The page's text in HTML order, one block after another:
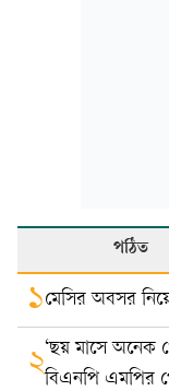
পঠিত
১মেসির অবসর
২‘ছয় মাসে অনেক
বিএনপি এমপির